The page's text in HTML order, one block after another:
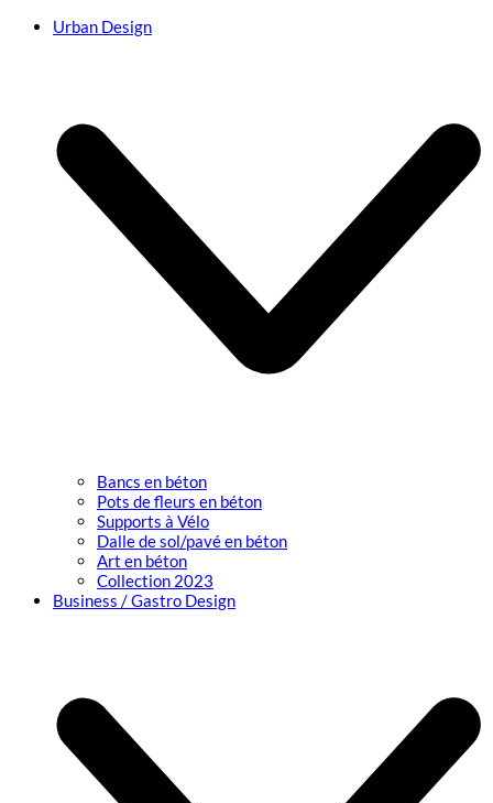
Urban Design
Bancs en béton
Pots de fleurs en béton
Supports à Vélo
Dalle de sol/pavé en béton
Art en béton
Collection 2023
Business / Gastro Design